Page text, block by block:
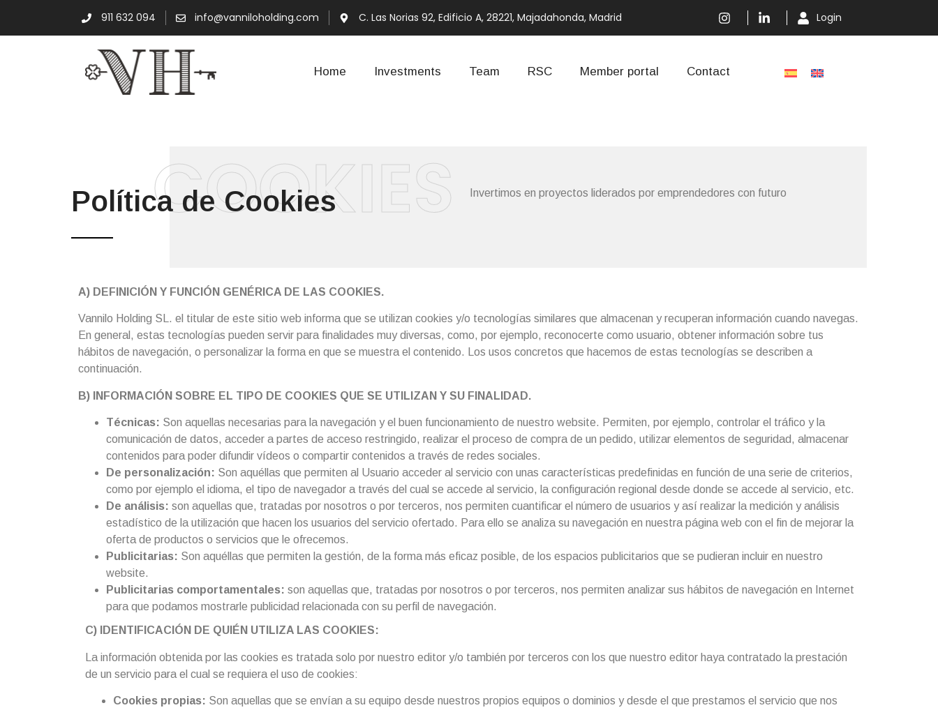
911 632 094 info@vanniloholding.com C. Las Norias 92, Edificio A, 28221, Majadahonda, Madrid Login
Home Investments Team RSC Member portal Contact
COOKIES
Política de Cookies Invertimos en proyectos liderados por emprendedores con futuro
A) DEFINICIÓN Y FUNCIÓN GENÉRICA DE LAS COOKIES.
Vannilo Holding SL. el titular de este sitio web informa que se utilizan cookies y/o tecnologías similares que almacenan y recuperan información cuando navegas.
En general, estas tecnologías pueden servir para finalidades muy diversas, como, por ejemplo, reconocerte como usuario, obtener información sobre tus
hábitos de navegación, o personalizar la forma en que se muestra el contenido. Los usos concretos que hacemos de estas tecnologías se describen a
continuación.
B) INFORMACIÓN SOBRE EL TIPO DE COOKIES QUE SE UTILIZAN Y SU FINALIDAD.
Técnicas: Son aquellas necesarias para la navegación y el buen funcionamiento de nuestro website. Permiten, por ejemplo, controlar el tráfico y la
comunicación de datos, acceder a partes de acceso restringido, realizar el proceso de compra de un pedido, utilizar elementos de seguridad, almacenar
contenidos para poder difundir vídeos o compartir contenidos a través de redes sociales.
De personalización: Son aquéllas que permiten al Usuario acceder al servicio con unas características predefinidas en función de una serie de criterios,
como por ejemplo el idioma, el tipo de navegador a través del cual se accede al servicio, la configuración regional desde donde se accede al servicio, etc.
De análisis: son aquellas que, tratadas por nosotros o por terceros, nos permiten cuantificar el número de usuarios y así realizar la medición y análisis
estadístico de la utilización que hacen los usuarios del servicio ofertado. Para ello se analiza su navegación en nuestra página web con el fin de mejorar la
oferta de productos o servicios que le ofrecemos.
Publicitarias: Son aquéllas que permiten la gestión, de la forma más eficaz posible, de los espacios publicitarios que se pudieran incluir en nuestro
website.
Publicitarias comportamentales: son aquellas que, tratadas por nosotros o por terceros, nos permiten analizar sus hábitos de navegación en Internet
para que podamos mostrarle publicidad relacionada con su perfil de navegación.
C) IDENTIFICACIÓN DE QUIÉN UTILIZA LAS COOKIES:
La información obtenida por las cookies es tratada solo por nuestro editor y/o también por terceros con los que nuestro editor haya contratado la prestación
de un servicio para el cual se requiera el uso de cookies:
Cookies propias: Son aquellas que se envían a su equipo desde nuestros propios equipos o dominios y desde el que prestamos el servicio que nos